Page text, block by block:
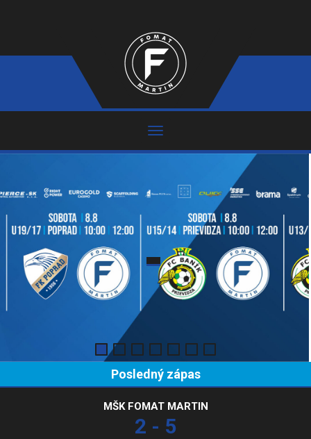
Posledný zápas
MŠK FOMAT MARTIN
2 - 5